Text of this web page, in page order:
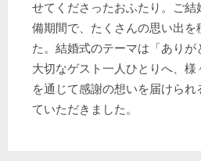
せてくださったおふたり。ご結
備期間で、たくさんの思い出を
た。結婚式のテーマは「ありが
大切なゲスト一人ひとりへ、様
を通じて感謝の想いを届けら
ていただきました。